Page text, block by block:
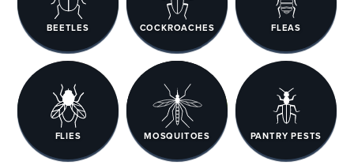
BEETLES COCKROACHES FLEAS
FLIES MOSQUITOES PANTRY PESTS